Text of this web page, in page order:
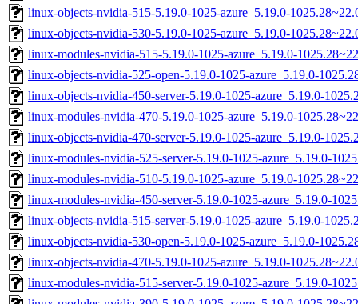
linux-objects-nvidia-515-5.19.0-1025-azure_5.19.0-
linux-objects-nvidia-530-5.19.0-1025-azure_5.19.0-
linux-modules-nvidia-515-5.19.0-1025-azure_5.19.0-
linux-objects-nvidia-525-open-5.19.0-1025-azure_5.19.0-
linux-objects-nvidia-450-server-5.19.0-1025-azure_5.19.0-
linux-modules-nvidia-470-5.19.0-1025-azure_5.19.0-
linux-objects-nvidia-470-server-5.19.0-1025-azure_5.19.0-
linux-modules-nvidia-525-server-5.19.0-1025-azure_5.19.0-
linux-modules-nvidia-510-5.19.0-1025-azure_5.19.0-
linux-modules-nvidia-450-server-5.19.0-1025-azure_5.19.0-
linux-objects-nvidia-515-server-5.19.0-1025-azure_5.19.0-
linux-objects-nvidia-530-open-5.19.0-1025-azure_5.19.0-
linux-objects-nvidia-470-5.19.0-1025-azure_5.19.0-
linux-modules-nvidia-515-server-5.19.0-1025-azure_5.19.0-